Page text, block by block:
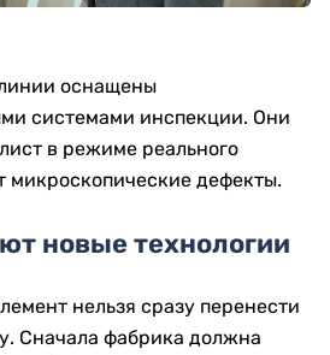
оснащены
системами инспекции. Они
в режиме реального
микроскопические дефекты.
новые технологии
нельзя сразу перенести
Сначала фабрика должна